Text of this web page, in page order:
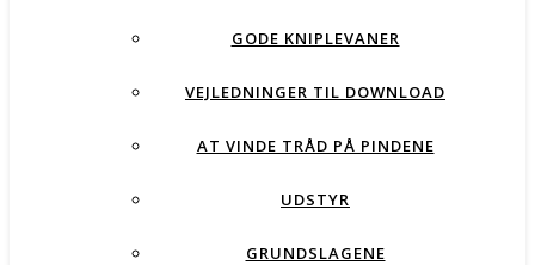
GODE KNIPLEVANER
VEJLEDNINGER TIL DOWNLOAD
AT VINDE TRÅD PÅ PINDENE
UDSTYR
GRUNDSLAGENE